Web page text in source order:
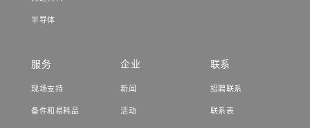
半导体
服务
现场支持
备件和易耗品
企业
新闻
活动
联系
招聘联系
联系表